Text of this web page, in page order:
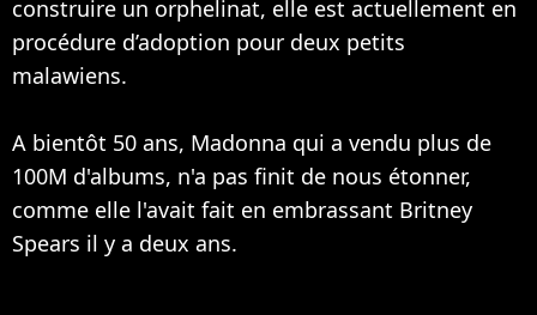
construire un orphelinat, elle est actuellement en
procédure d’adoption pour deux petits
malawiens.
A bientôt 50 ans, Madonna qui a vendu plus de
100M d'albums, n'a pas finit de nous étonner,
comme elle l'avait fait en embrassant Britney
Spears il y a deux ans.